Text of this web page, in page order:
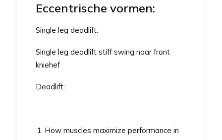
Eccentrische vormen:
Single leg deadlift:
Single leg deadlift stiff swing naar front
kniehef
Deadlift:
How muscles maximize performance in